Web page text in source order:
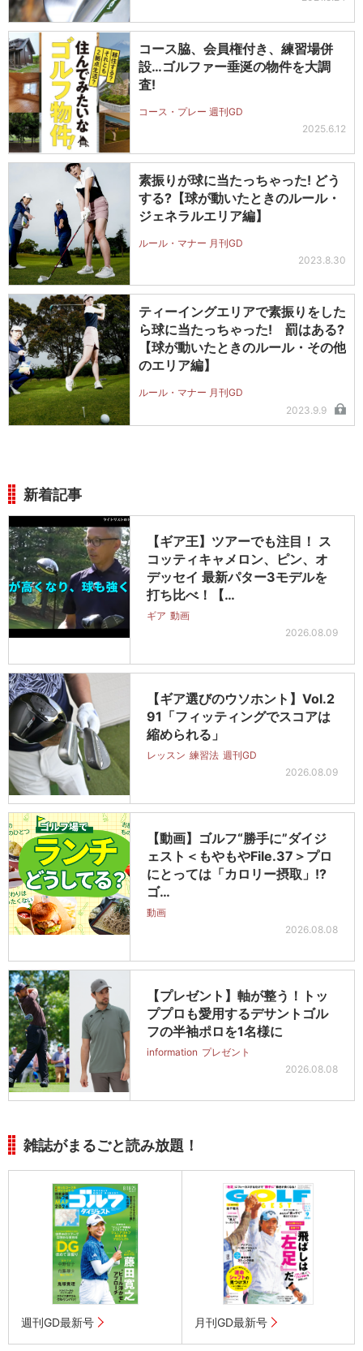
コース脇、会員権付き、練習場併
設…ゴルファー垂涎の物件を大調
査!
コース・プレー 週刊GD
2025.6.12
素振りが球に当たっちゃった! どう
する?【球が動いたときのルール・
ジェネラルエリア編】
ルール・マナー 月刊GD
2023.8.30
ティーイングエリアで素振りをした
ら球に当たっちゃった! 罰はある?
【球が動いたときのルール・その他
のエリア編】
ルール・マナー 月刊GD
2023.9.9
新着記事
【ギア王】ツアーでも注目！ ス
コッティキャメロン、ピン、オ
デッセイ 最新パター3モデルを
打ち比べ！【…
ギア 動画
2026.08.09
【ギア選びのウソホント】Vol.2
91「フィッティングでスコアは
縮められる」
レッスン 練習法 週刊GD
2026.08.09
【動画】ゴルフ“勝手に”ダイジ
ェスト＜もやもやFile.37＞プロ
にとっては「カロリー摂取」!?
ゴ…
動画
2026.08.08
【プレゼント】軸が整う！トッ
ププロも愛用するデサントゴル
フの半袖ポロを1名様に
information プレゼント
2026.08.08
雑誌がまるごと読み放題！
週刊GD最新号 月刊GD最新号